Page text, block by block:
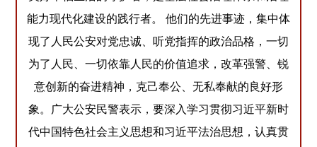
能力现代化建设的践行者。 他们的先进事迹，集中体
现了人民公安对党忠诚、听党指挥的政治品格，一切
为了人民、一切依靠人民的价值追求，改革强警、锐
意创新的奋进精神，克己奉公、无私奉献的良好形
象。广大公安民警表示，要深入学习贯彻习近平新时
代中国特色社会主义思想和习近平法治思想，认真贯